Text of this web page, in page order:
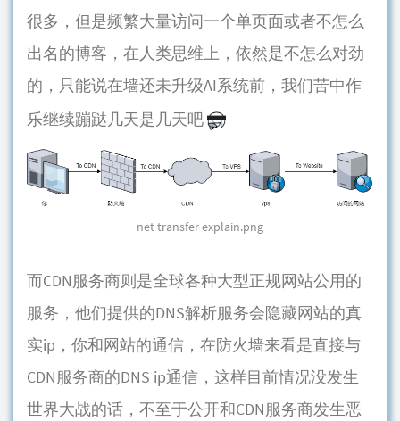
很多，但是频繁大量访问一个单页面或者不怎么
出名的博客，在人类思维上，依然是不怎么对劲
的，只能说在墙还未升级AI系统前，我们苦中作
乐继续蹦跶几天是几天吧
net transfer explain.png
而CDN服务商则是全球各种大型正规网站公用的
服务，他们提供的DNS解析服务会隐藏网站的真
实ip，你和网站的通信，在防火墙来看是直接与
CDN服务商的DNS ip通信，这样目前情况没发生
世界大战的话，不至于公开和CDN服务商发生恶